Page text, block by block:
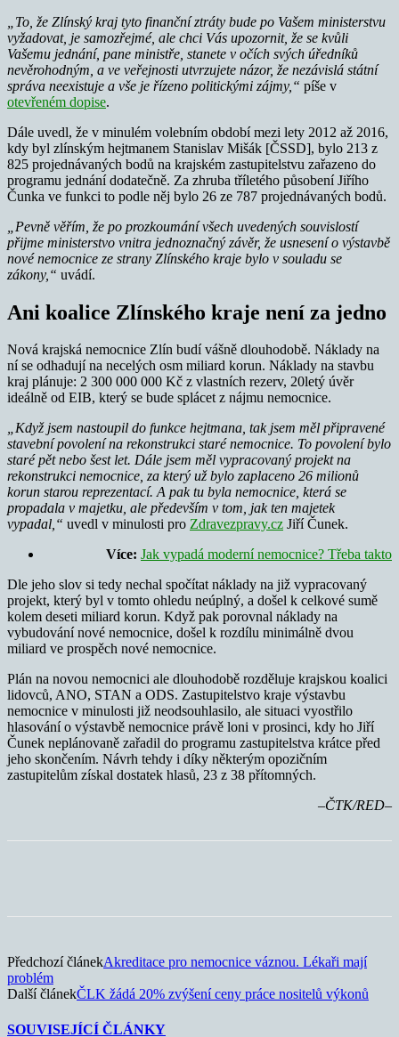
To, že Zlínský kraj tyto finanční ztráty bude po Vašem ministerstvu
vyžadovat, je samozřejmé, ale chci Vás upozornit, že se kvůli
Vašemu jednání, pane ministře, stanete v očích svých úředníků
nevěrohodným, a ve veřejnosti utvrzujete názor, že nezávislá státní
správa neexistuje a vše je řízeno politickými zájmy,“ píše v
otevřeném dopise.
Dále uvedl, že v minulém volebním období mezi lety 2012 až 2016,
kdy byl zlínským hejtmanem Stanislav Mišák [ČSSD], bylo 213 z
825 projednávaných bodů na krajském zastupitelstvu zařazeno do
programu jednání dodatečně. Za zhruba tříletého působení Jiřího
Čunka ve funkci to podle něj bylo 26 ze 787 projednávaných bodů.
„Pevně věřím, že po prozkoumání všech uvedených souvislostí
přijme ministerstvo vnitra jednoznačný závěr, že usnesení o výstavbě
nové nemocnice ze strany Zlínského kraje bylo v souladu se
zákony,“ uvádí.
Ani koalice Zlínského kraje není za jedno
Nová krajská nemocnice Zlín budí vášně dlouhodobě. Náklady na
ní se odhadují na necelých osm miliard korun. Náklady na stavbu
kraj plánuje: 2 300 000 000 Kč z vlastních rezerv, 20letý úvěr
ideálně od EIB, který se bude splácet z nájmu nemocnice.
„Když jsem nastoupil do funkce hejtmana, tak jsem měl připravené
stavební povolení na rekonstrukci staré nemocnice. To povolení bylo
staré pět nebo šest let. Dále jsem měl vypracovaný projekt na
rekonstrukci nemocnice, za který už bylo zaplaceno 26 milionů
korun starou reprezentací. A pak tu byla nemocnice, která se
propadala v majetku, ale především v tom, jak ten majetek
vypadal,“ uvedl v minulosti pro Zdravezpravy.cz Jiří Čunek.
Více: Jak vypadá moderní nemocnice? Třeba takto
Dle jeho slov si tedy nechal spočítat náklady na již vypracovaný
projekt, který byl v tomto ohledu neúplný, a došel k celkové sumě
kolem deseti miliard korun. Když pak porovnal náklady na
vybudování nové nemocnice, došel k rozdílu minimálně dvou
miliard ve prospěch nové nemocnice.
Plán na novou nemocnici ale dlouhodobě rozděluje krajskou koalici
lidovců, ANO, STAN a ODS. Zastupitelstvo kraje výstavbu
nemocnice v minulosti již neodsouhlasilo, ale situaci vyostřilo
hlasování o výstavbě nemocnice právě loni v prosinci, kdy ho Jiří
Čunek neplánovaně zařadil do programu zastupitelstva krátce před
jeho skončením. Návrh tehdy i díky některým opozičním
zastupitelům získal dostatek hlasů, 23 z 38 přítomných.
–ČTK/RED–
Předchozí článekAkreditace pro nemocnice váznou. Lékaři mají
problém
Další článekČLK žádá 20% zvýšení ceny práce nositelů výkonů
SOUVISEJÍCÍ ČLÁNKY